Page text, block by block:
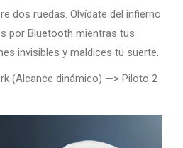
dos ruedas. Olvídate del infierno
por Bluetooth mientras tus
invisibles y maldices tu suerte.
(Alcance dinámico) —> Piloto 2